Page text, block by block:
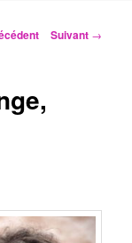
Suivant →